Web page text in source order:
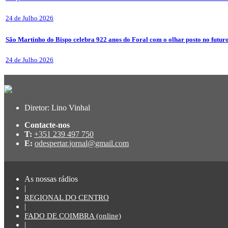
24 de Julho 2026
São Martinho do Bispo celebra 922 anos do Foral com o olhar posto no
24 de Julho 2026
Diretor: Lino Vinhal
Contacte-nos
T: +351 239 497 750
E: odespertar.jornal@gmail.com
As nossas rádios
|
REGIONAL DO CENTRO
|
FADO DE COIMBRA (online)
|